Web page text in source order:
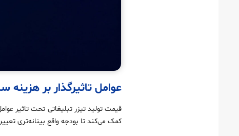
عوامل تاثیرگذار بر هزینه
قیمت تولید تیزر تبلیغاتی تحت تاثیر
کمک می‌کند تا بودجه واقع‌ بینانه‌تری